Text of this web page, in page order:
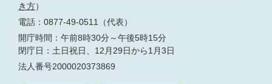
き方）
電話：0877-49-0511（代表）
開庁時間：午前8時30分～午後5時15分
閉庁日：土日祝日、12月29日から1月3日
法人番号2000020373869